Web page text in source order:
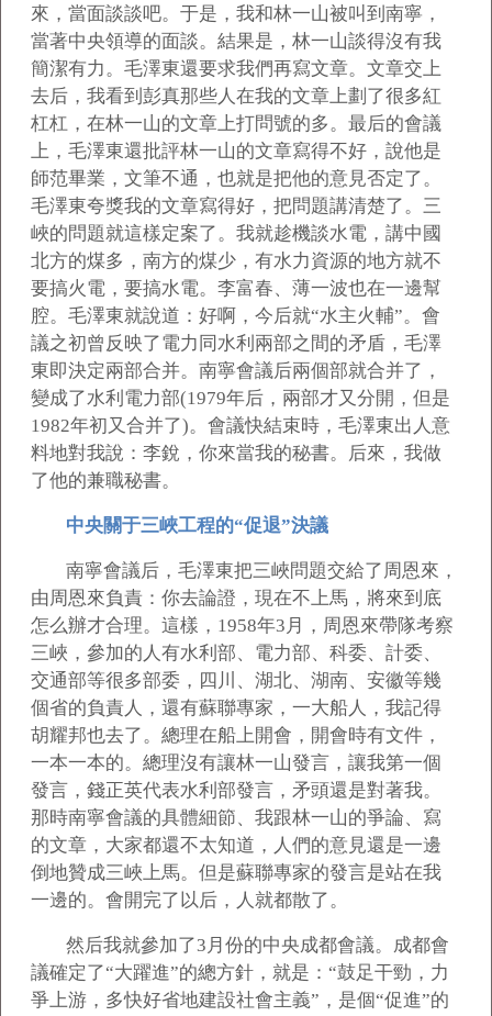
來，當面談談吧。于是，我和林一山被叫到南寧，
當著中央領導的面談。結果是，林一山談得沒有我
簡潔有力。毛澤東還要求我們再寫文章。文章交上
去后，我看到彭真那些人在我的文章上劃了很多紅
杠杠，在林一山的文章上打問號的多。最后的會議
上，毛澤東還批評林一山的文章寫得不好，說他是
師范畢業，文筆不通，也就是把他的意見否定了。
毛澤東夸獎我的文章寫得好，把問題講清楚了。三
峽的問題就這樣定案了。我就趁機談水電，講中國
北方的煤多，南方的煤少，有水力資源的地方就不
要搞火電，要搞水電。李富春、薄一波也在一邊幫
腔。毛澤東就說道：好啊，今后就“水主火輔”。會
議之初曾反映了電力同水利兩部之間的矛盾，毛澤
東即決定兩部合并。南寧會議后兩個部就合并了，
變成了水利電力部(1979年后，兩部才又分開，但是
1982年初又合并了)。會議快結束時，毛澤東出人意
料地對我說：李銳，你來當我的秘書。后來，我做
了他的兼職秘書。
中央關于三峽工程的“促退”決議
南寧會議后，毛澤東把三峽問題交給了周恩來，
由周恩來負責：你去論證，現在不上馬，將來到底
怎么辦才合理。這樣，1958年3月，周恩來帶隊考察
三峽，參加的人有水利部、電力部、科委、計委、
交通部等很多部委，四川、湖北、湖南、安徽等幾
個省的負責人，還有蘇聯專家，一大船人，我記得
胡耀邦也去了。總理在船上開會，開會時有文件，
一本一本的。總理沒有讓林一山發言，讓我第一個
發言，錢正英代表水利部發言，矛頭還是對著我。
那時南寧會議的具體細節、我跟林一山的爭論、寫
的文章，大家都還不太知道，人們的意見還是一邊
倒地贊成三峽上馬。但是蘇聯專家的發言是站在我
一邊的。會開完了以后，人就都散了。
然后我就參加了3月份的中央成都會議。成都會
議確定了“大躍進”的總方針，就是：“鼓足干勁，力
爭上游，多快好省地建設社會主義”，是個“促進”的